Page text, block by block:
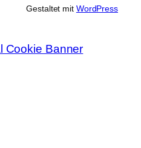
Gestaltet mit WordPress
Cookie Banner